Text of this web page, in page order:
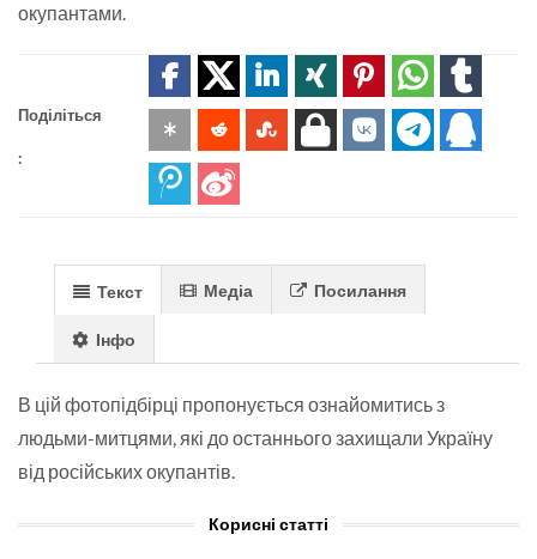
окупантами.
Поділіться
:
Текст Медіа Посилання
Інфо
В цій фотопідбірці пропонується ознайомитись з
людьми-митцями, які до останнього захищали Україну
від російських окупантів.
Корисні статті